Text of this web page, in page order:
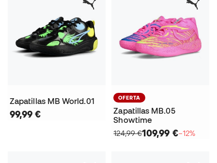
Zapatillas MB World.01
99,99 €
OFERTA
Zapatillas MB.05
Showtime
124,99 €109,99 €−12%